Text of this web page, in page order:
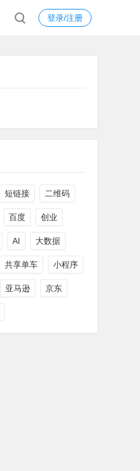
登录/注册
短链接 二维码
百度 创业
AI 大数据
共享单车 小程序
亚马逊 京东